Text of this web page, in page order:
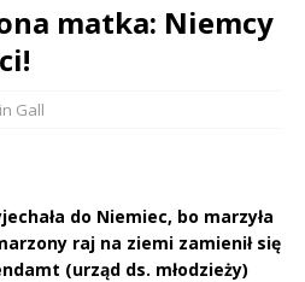
matka: Niemcy
Gall
do Niemiec, bo marzyła
raj na ziemi zamienił się
(urząd ds. młodzieży)